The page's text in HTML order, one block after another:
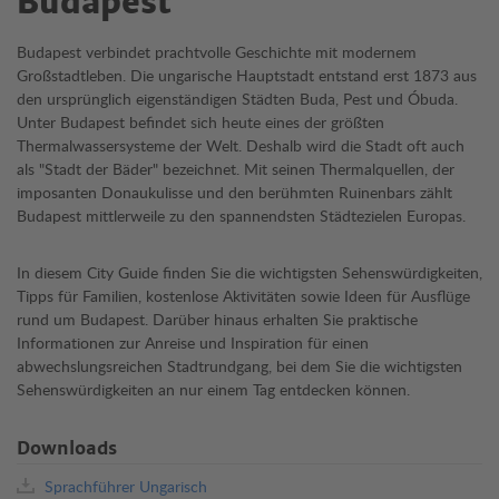
Budapest verbindet prachtvolle Geschichte mit modernem
Großstadtleben. Die ungarische Hauptstadt entstand erst 1873 aus
den ursprünglich eigenständigen Städten Buda, Pest und Óbuda.
Unter Budapest befindet sich heute eines der größten
Thermalwassersysteme der Welt. Deshalb wird die Stadt oft auch
als "Stadt der Bäder" bezeichnet. Mit seinen Thermalquellen, der
imposanten Donaukulisse und den berühmten Ruinenbars zählt
Budapest mittlerweile zu den spannendsten Städtezielen Europas.
In diesem City Guide finden Sie die wichtigsten Sehenswürdigkeiten,
Tipps für Familien, kostenlose Aktivitäten sowie Ideen für Ausflüge
rund um Budapest. Darüber hinaus erhalten Sie praktische
Informationen zur Anreise und Inspiration für einen
abwechslungsreichen Stadtrundgang, bei dem Sie die wichtigsten
Sehenswürdigkeiten an nur einem Tag entdecken können.
Downloads
Sprachführer Ungarisch